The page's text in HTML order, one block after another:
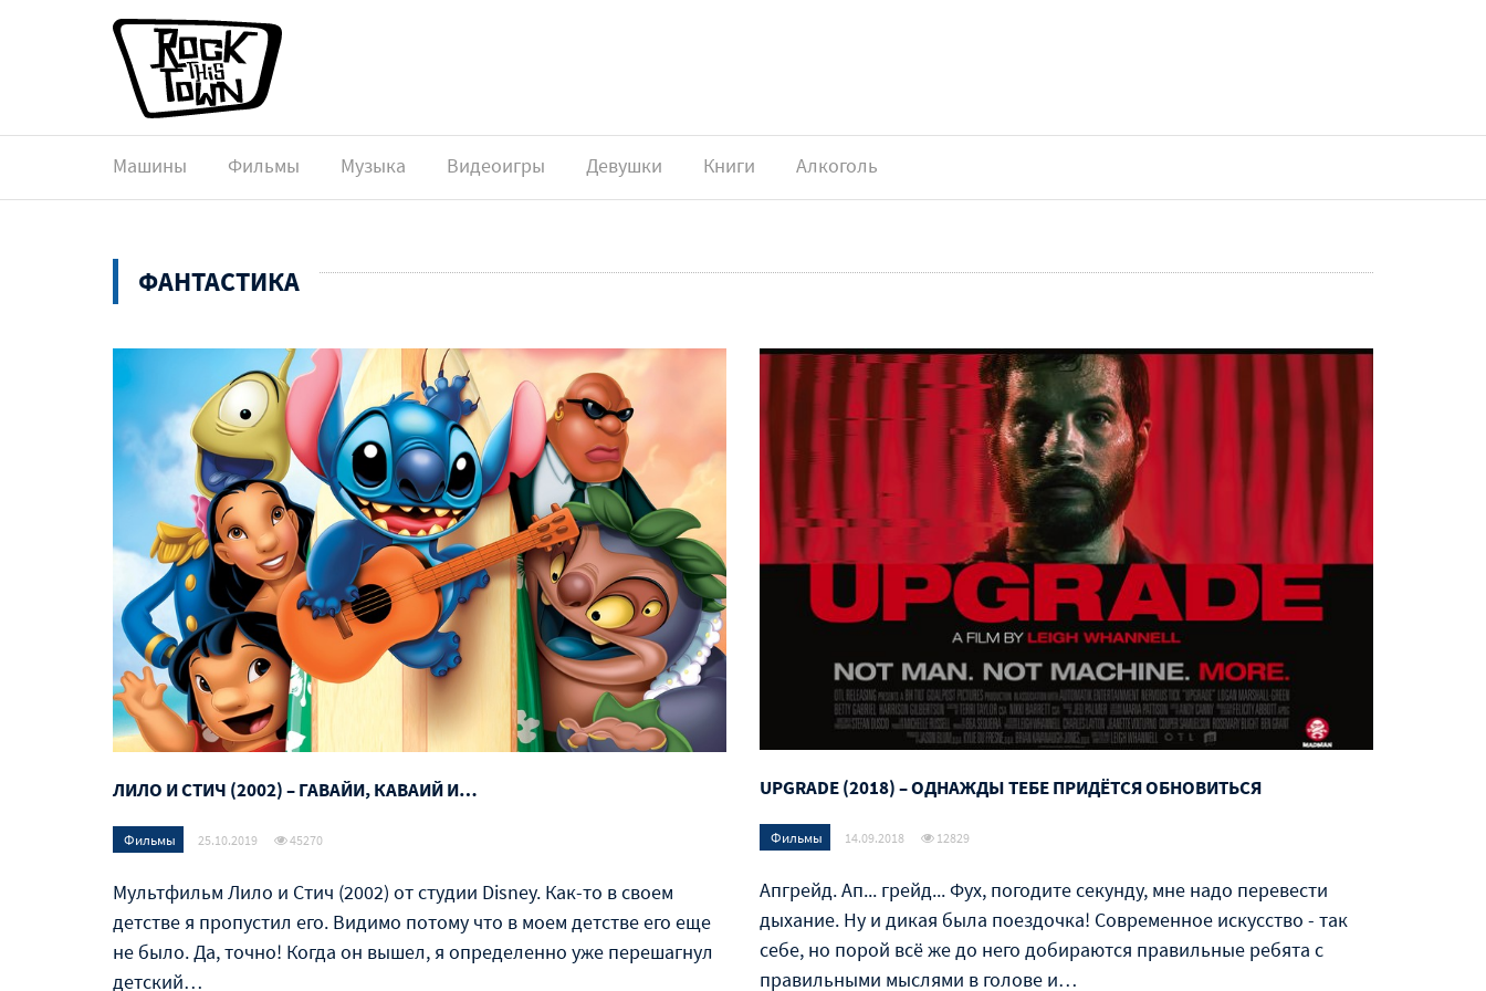
Машины Фильмы Музыка Видеоигры Девушки Книги Алкоголь
ФАНТАСТИКА
ЛИЛО И СТИЧ (2002) – ГАВАЙИ, КАВАИЙ И…
Фильмы 25.10.2019 45270
Мультфильм Лило и Стич (2002) от студии Disney. Как-то в своем
детстве я пропустил его. Видимо потому что в моем детстве его еще
не было. Да, точно! Когда он вышел, я определенно уже перешагнул
детский…
UPGRADE (2018) – ОДНАЖДЫ ТЕБЕ ПРИДЁТСЯ ОБНОВИТЬСЯ
Фильмы 14.09.2018 12829
Апгрейд. Ап... грейд... Фух, погодите секунду, мне надо перевести
дыхание. Ну и дикая была поездочка! Современное искусство - так
себе, но порой всё же до него добираются правильные ребята с
правильными мыслями в голове и…